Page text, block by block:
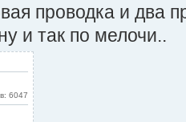
проводка и два
и так по мелочи..
6047